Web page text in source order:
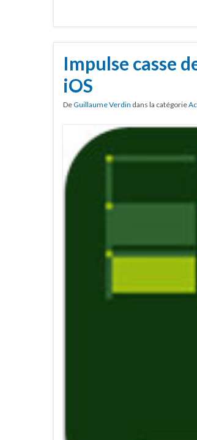
Impulse casse
iOS
DeGuillaume Verdin dans la catégorie